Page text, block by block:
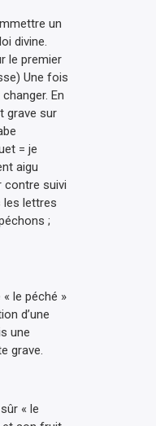
un
divine.
le premier
Une fois
En
grave sur
= je
aigu
contre suivi
les lettres
;
le péché »
d’une
une
grave.
« le